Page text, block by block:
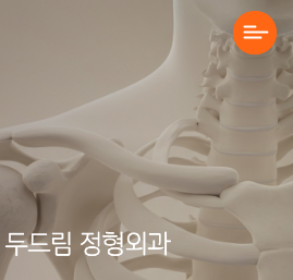
병원 홈페이지 제